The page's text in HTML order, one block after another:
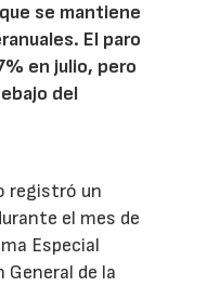
se mantiene
El paro
en julio, pero
del
registró un
el mes de
Especial
General de la